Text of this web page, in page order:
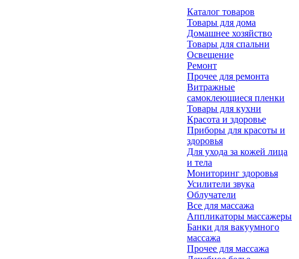
Каталог товаров
Товары для дома
Домашнее хозяйство
Товары для спальни
Освещение
Ремонт
Прочее для ремонта
Витражные
самоклеющиеся пленки
Товары для кухни
Красота и здоровье
Приборы для красоты и
здоровья
Для ухода за кожей лица
и тела
Мониторинг здоровья
Усилители звука
Облучатели
Все для массажа
Аппликаторы массажеры
Банки для вакуумного
массажа
Прочее для массажа